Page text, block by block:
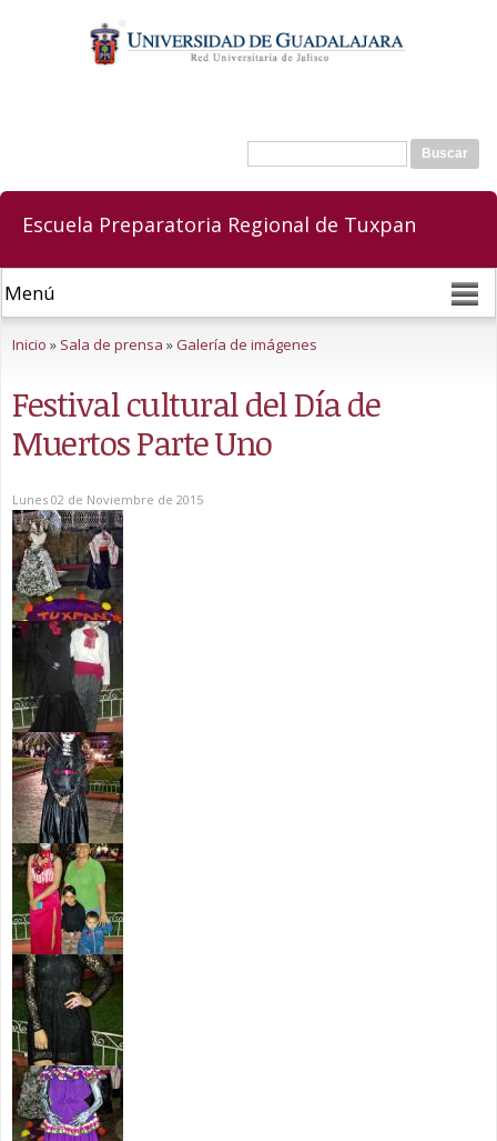
contenido
principal
Formulario de búsqueda
Buscar
Escuela Preparatoria Regional de Tuxpan
Inicio » Sala de prensa »Galería de imágenes
Festival cultural del Día de
Muertos Parte Uno
Lunes 02 de Noviembre de 2015